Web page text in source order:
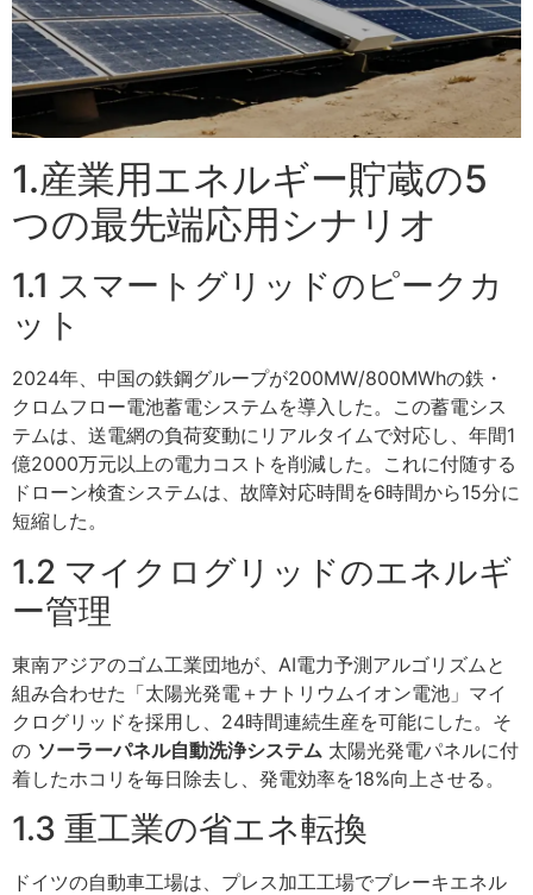
1.産業用エネルギー貯蔵の5
つの最先端応用シナリオ
1.1 スマートグリッドのピークカ
ット
2024年、中国の鉄鋼グループが200MW/800MWhの鉄・
クロムフロー電池蓄電システムを導入した。この蓄電シス
テムは、送電網の負荷変動にリアルタイムで対応し、年間1
億2000万元以上の電力コストを削減した。これに付随する
ドローン検査システムは、故障対応時間を6時間から15分に
短縮した。
1.2 マイクログリッドのエネルギ
ー管理
東南アジアのゴム工業団地が、AI電力予測アルゴリズムと
組み合わせた「太陽光発電＋ナトリウムイオン電池」マイ
クログリッドを採用し、24時間連続生産を可能にした。そ
の ソーラーパネル自動洗浄システム 太陽光発電パネルに付
着したホコリを毎日除去し、発電効率を18%向上させる。
1.3 重工業の省エネ転換
ドイツの自動車工場は、プレス加工工場でブレーキエネル